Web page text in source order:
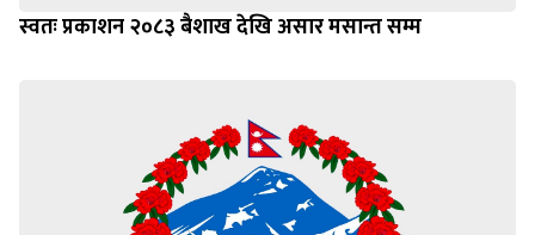
स्वतः प्रकाशन २०८३ बैशाख देखि असार मसान्त सम्म